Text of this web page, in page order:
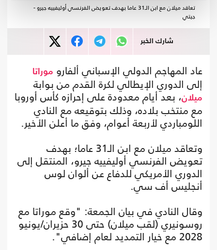
تعاقد ميلان مع ابن الـ31 عاما بهدف تعويض الفرنسي أوليفييه جيرو -
جيتي
شارك الخبر
عاد المهاجم الدولي الإسباني ألفارو موراتا
إلى الدوري الإيطالي لكرة القدم من بوابة
ميلان، بعد أيام معدودة على إحرازه كأس أوروبا
مع منتخب بلاده، وذلك بتوقيعه مع النادي
اللومباردي لأربعة أعوام، وفق ما أعلن الأخير.
وتعاقد ميلان مع ابن الـ31 عاما؛ بهدف
تعويض الفرنسي أوليفييه جيرو، المنتقل إلى
الدوري الأمريكي للدفاع عن ألوان لوس
أنجليس أف سي.
وقال النادي في بيان الجمعة: "وقع موراتا مع
روسونيري (لقب ميلان) حتى 30 حزيران/يونيو
2028 مع خيار التمديد لعام إضافي".